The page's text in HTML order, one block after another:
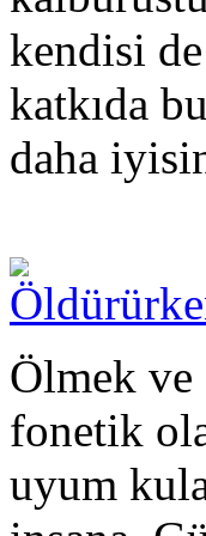
kendisi
katkıda
daha
Ölmek
fonetik
uyum